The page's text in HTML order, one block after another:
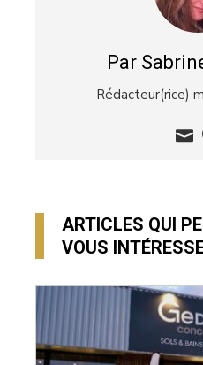
Par
Rédacteur(rice)
ARTICLES QUI
VOUS